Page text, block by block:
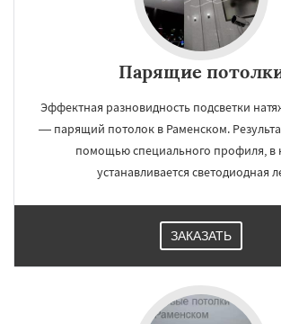
Парящие
Эффектная разновидность подсветки
— парящий потолок в Раменском.
помощью специального профиля, в
устанавливается светодиодная
ЗАКАЗАТЬ